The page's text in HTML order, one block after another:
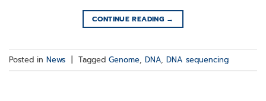
CONTINUE READING →
Posted in News | Tagged Genome, DNA, DNA sequencing